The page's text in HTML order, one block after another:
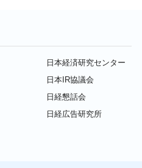
日本経済研究センター
日本IR協議会
日経懇話会
日経広告研究所